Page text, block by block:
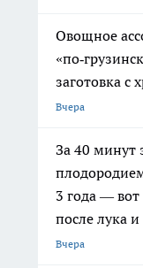
Овощное
заготовка с
Вчера
За 40 минут
3 года —
после лука
Вчера